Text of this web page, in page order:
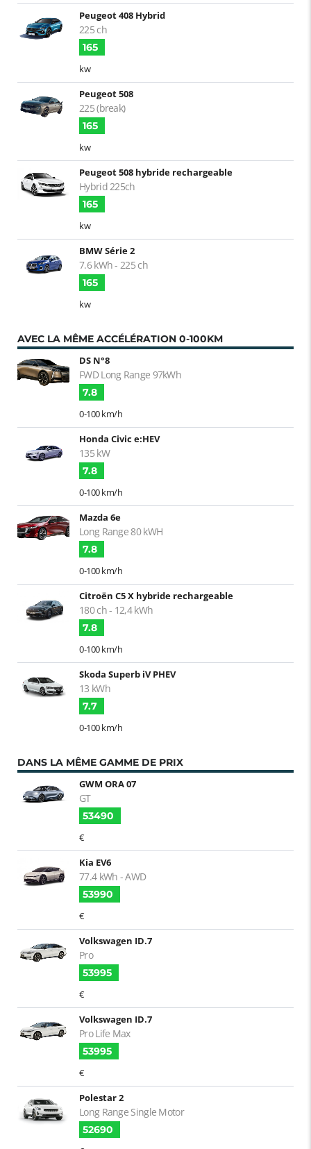
Peugeot 408 Hybrid
225 ch
165
kw
Peugeot 508
225 (break)
165
kw
Peugeot 508 hybride rechargeable
Hybrid 225ch
165
kw
BMW Série 2
7.6 kWh - 225 ch
165
kw
AVEC LA MÊME ACCÉLÉRATION 0-100KM
DS N°8
FWD Long Range 97kWh
7.8
0-100 km/h
Honda Civic e:HEV
135 kW
7.8
0-100 km/h
Mazda 6e
Long Range 80 kWH
7.8
0-100 km/h
Citroën C5 X hybride rechargeable
180 ch - 12,4 kWh
7.8
0-100 km/h
Skoda Superb iV PHEV
13 kWh
7.7
0-100 km/h
DANS LA MÊME GAMME DE PRIX
GWM ORA 07
GT
53490
€
Kia EV6
77.4 kWh - AWD
53990
€
Volkswagen ID.7
Pro
53995
€
Volkswagen ID.7
Pro Life Max
53995
€
Polestar 2
Long Range Single Motor
52690